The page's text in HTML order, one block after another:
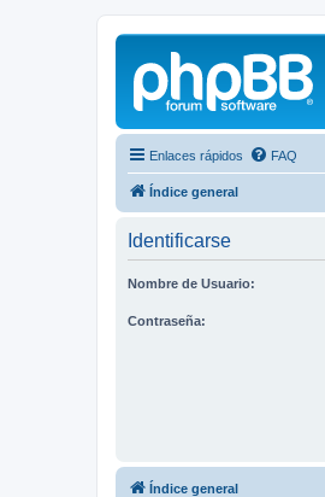
Enlaces rápidos FAQ
Índice general
Identificarse
Nombre de Usuario:
Contraseña:
Índice general